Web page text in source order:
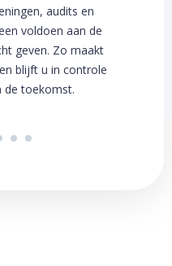
audits en
voldoen aan de
geven. Zo maakt
blijft u in controle
de toekomst.